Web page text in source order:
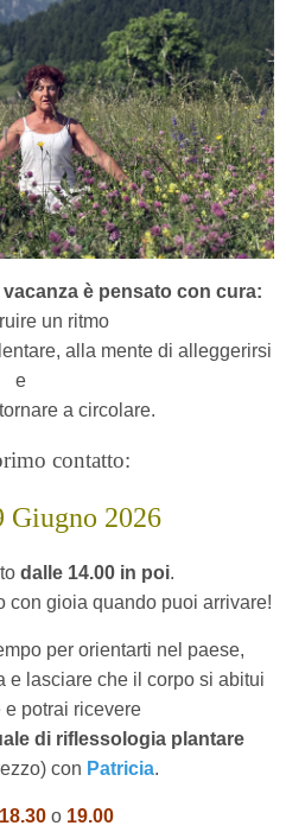
è pensato con cura:
un ritmo
alla mente di alleggerirsi
e
a circolare.
contatto:
Giugno 2026
dalle 14.00 in poi.
con gioia quando puoi arrivare!
per orientarti nel paese,
e lasciare che il corpo si abitui
e potrai ricevere
di riflessologia plantare
con Patricia.
o 19.00